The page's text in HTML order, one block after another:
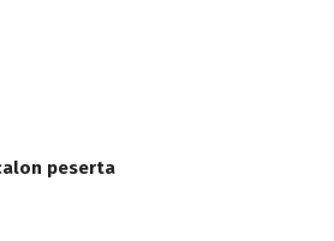
peserta